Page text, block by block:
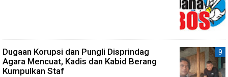
Dugaan Korupsi dan Pungli Disprindag
Agara Mencuat, Kadis dan Kabid Berang
Kumpulkan Staf